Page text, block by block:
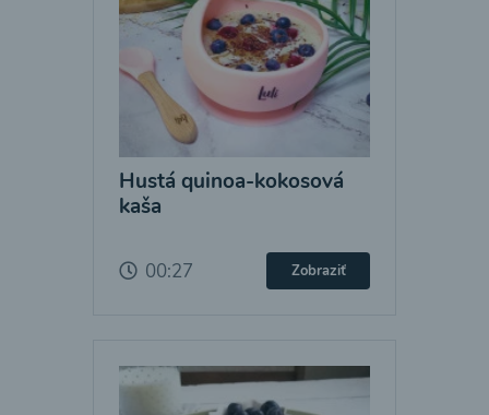
Hustá quinoa-kokosová
kaša
00:27 Zobraziť